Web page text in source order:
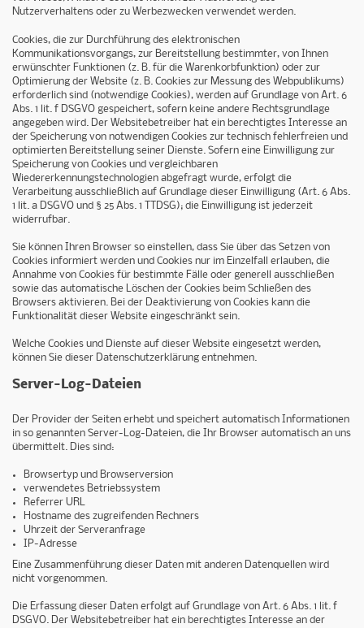
Nutzerverhaltens oder zu Werbezwecken verwendet werden.
Cookies, die zur Durchführung des elektronischen
Kommunikationsvorgangs, zur Bereitstellung bestimmter, von Ihnen
erwünschter Funktionen (z. B. für die Warenkorbfunktion) oder zur
Optimierung der Website (z. B. Cookies zur Messung des Webpublikums)
erforderlich sind (notwendige Cookies), werden auf Grundlage von Art. 6
Abs. 1 lit. f DSGVO gespeichert, sofern keine andere Rechtsgrundlage
angegeben wird. Der Websitebetreiber hat ein berechtigtes Interesse an
der Speicherung von notwendigen Cookies zur technisch fehlerfreien und
optimierten Bereitstellung seiner Dienste. Sofern eine Einwilligung zur
Speicherung von Cookies und vergleichbaren
Wiedererkennungstechnologien abgefragt wurde, erfolgt die
Verarbeitung ausschließlich auf Grundlage dieser Einwilligung (Art. 6 Abs.
1 lit. a DSGVO und § 25 Abs. 1 TTDSG); die Einwilligung ist jederzeit
widerrufbar.
Sie können Ihren Browser so einstellen, dass Sie über das Setzen von
Cookies informiert werden und Cookies nur im Einzelfall erlauben, die
Annahme von Cookies für bestimmte Fälle oder generell ausschließen
sowie das automatische Löschen der Cookies beim Schließen des
Browsers aktivieren. Bei der Deaktivierung von Cookies kann die
Funktionalität dieser Website eingeschränkt sein.
Welche Cookies und Dienste auf dieser Website eingesetzt werden,
können Sie dieser Datenschutzerklärung entnehmen.
Server-Log-Dateien
Der Provider der Seiten erhebt und speichert automatisch Informationen
in so genannten Server-Log-Dateien, die Ihr Browser automatisch an uns
übermittelt. Dies sind:
Browsertyp und Browserversion
verwendetes Betriebssystem
Referrer URL
Hostname des zugreifenden Rechners
Uhrzeit der Serveranfrage
IP-Adresse
Eine Zusammenführung dieser Daten mit anderen Datenquellen wird
nicht vorgenommen.
Die Erfassung dieser Daten erfolgt auf Grundlage von Art. 6 Abs. 1 lit. f
DSGVO. Der Websitebetreiber hat ein berechtigtes Interesse an der